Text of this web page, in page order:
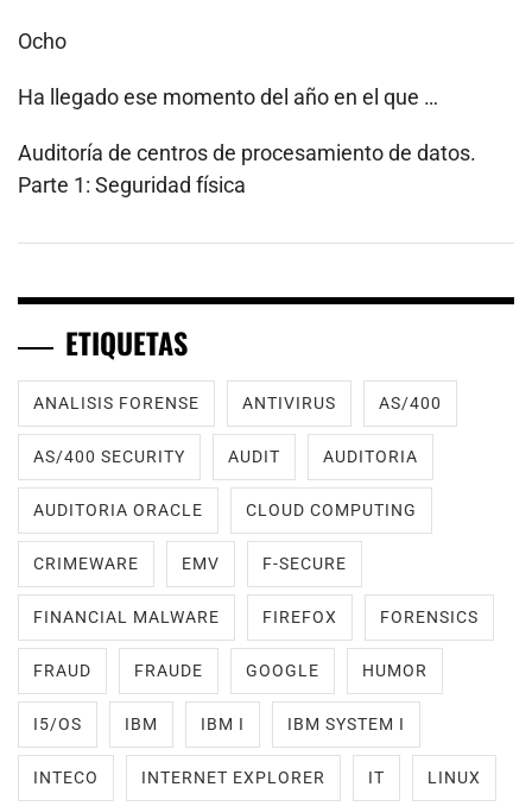
Ocho
Ha llegado ese momento del año en el que …
Auditoría de centros de procesamiento de datos.
Parte 1: Seguridad física
ETIQUETAS
ANALISIS FORENSE ANTIVIRUS AS/400
AS/400 SECURITY AUDIT AUDITORIA
AUDITORIA ORACLE CLOUD COMPUTING
CRIMEWARE EMV F-SECURE
FINANCIAL MALWARE FIREFOX FORENSICS
FRAUD FRAUDE GOOGLE HUMOR
I5/OS IBM IBM I IBM SYSTEM I
INTECO INTERNET EXPLORER IT LINUX